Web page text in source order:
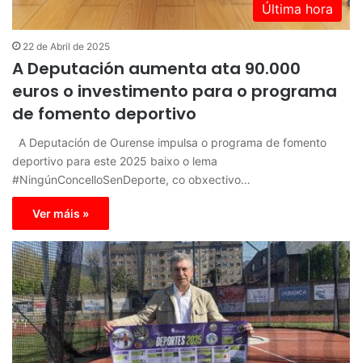
Última hora
22 de Abril de 2025
A Deputación aumenta ata 90.000
euros o investimento para o programa
de fomento deportivo
A Deputación de Ourense impulsa o programa de fomento
deportivo para este 2025 baixo o lema
#NingúnConcelloSenDeporte, co obxectivo…
Ver máis »